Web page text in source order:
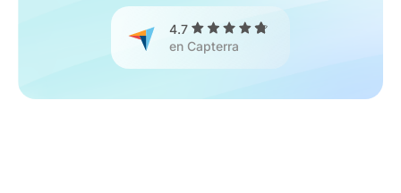
4.7
en Capterra